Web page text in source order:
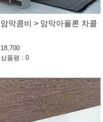
암막콤비 > 암막아폴론 차콜
18,700
상품평 : 0